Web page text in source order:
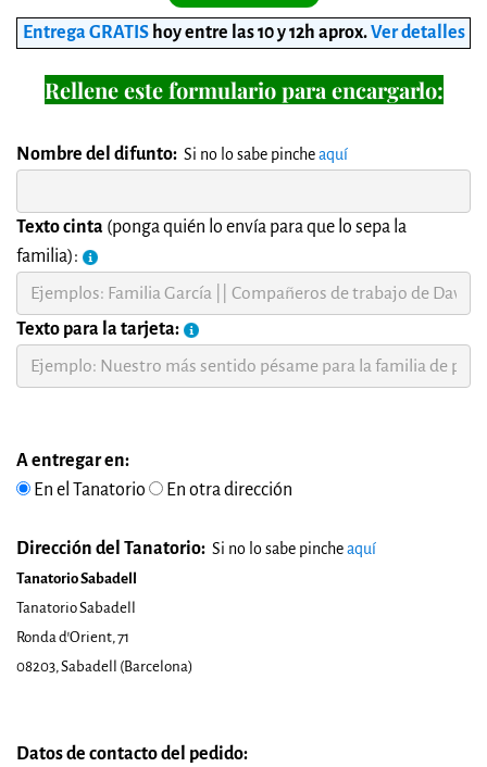
Entrega GRATIS hoy entre las 10 y 12h aprox.Ver detalles
Rellene este formulario para encargarlo:
Nombre del difunto: Si no lo sabe pincheaquí
Texto cinta (ponga quién lo envía para que lo sepa la
familia):
Texto para la tarjeta:
A entregar en:
En el Tanatorio
En otra dirección
Dirección del Tanatorio: Si no lo sabe pincheaquí
Tanatorio Sabadell
Tanatorio Sabadell
Ronda d'Orient, 71
08203, Sabadell (Barcelona)
Datos de contacto del pedido: